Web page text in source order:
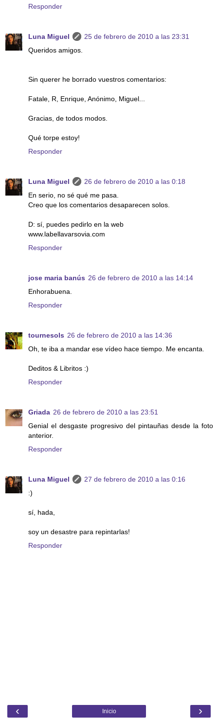
Responder
Luna Miguel
25 de febrero de 2010 a las 23:31
Queridos amigos.
Sin querer he borrado vuestros comentarios:
Fatale, R, Enrique, Anónimo, Miguel...
Gracias, de todos modos.
Qué torpe estoy!
Responder
Luna Miguel
26 de febrero de 2010 a las 0:18
En serio, no sé qué me pasa.
Creo que los comentarios desaparecen solos.
D: sí, puedes pedirlo en la web
www.labellavarsovia.com
Responder
jose maria banús 26 de febrero de 2010 a las 14:14
Enhorabuena.
Responder
tournesols 26 de febrero de 2010 a las 14:36
Oh, te iba a mandar ese vídeo hace tiempo. Me encanta.
Deditos & Libritos :)
Responder
Griada 26 de febrero de 2010 a las 23:51
Genial el desgaste progresivo del pintauñas desde la foto
anterior.
Responder
Luna Miguel
27 de febrero de 2010 a las 0:16
:)
sí, hada,
soy un desastre para repintarlas!
Responder
‹ ›
Inicio